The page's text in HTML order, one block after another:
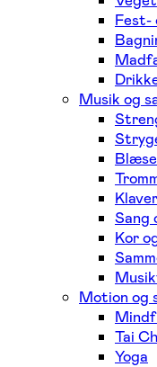
Fest-
Musik og
Sang
Kor
Motion og
Tai
Yoga